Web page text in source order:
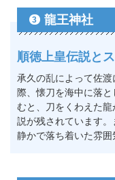
3 龍王神社
順徳上皇伝説と
承久の乱によって佐
際、懐刀を海中に落
むと、刀をくわえた
説が残されています
静かで落ち着いた雰囲